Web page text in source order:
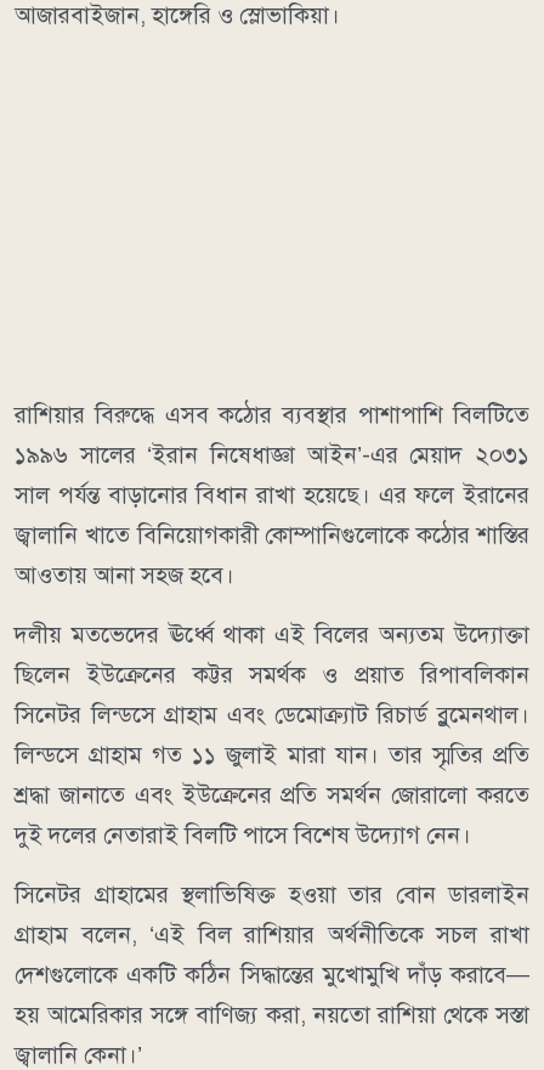
আজারবাইজান, হাঙ্গেরি ও স্লোভাকিয়া।
রাশিয়ার বিরুদ্ধে এসব কঠোর ব্যবস্থার পাশাপাশি বিলটিতে
১৯৯৬ সালের ‘ইরান নিষেধাজ্ঞা আইন’-এর মেয়াদ ২০৩১
সাল পর্যন্ত বাড়ানোর বিধান রাখা হয়েছে। এর ফলে ইরানের
জ্বালানি খাতে বিনিয়োগকারী কোম্পানিগুলোকে কঠোর শাস্তির
আওতায় আনা সহজ হবে।
দলীয় মতভেদের ঊর্ধ্বে থাকা এই বিলের অন্যতম উদ্যোক্তা
ছিলেন ইউক্রেনের কট্টর সমর্থক ও প্রয়াত রিপাবলিকান
সিনেটর লিন্ডসে গ্রাহাম এবং ডেমোক্র্যাট রিচার্ড ব্লুমেনথাল।
লিন্ডসে গ্রাহাম গত ১১ জুলাই মারা যান। তার স্মৃতির প্রতি
শ্রদ্ধা জানাতে এবং ইউক্রেনের প্রতি সমর্থন জোরালো করতে
দুই দলের নেতারাই বিলটি পাসে বিশেষ উদ্যোগ নেন।
সিনেটর গ্রাহামের স্থলাভিষিক্ত হওয়া তার বোন ডারলাইন
গ্রাহাম বলেন, ‘এই বিল রাশিয়ার অর্থনীতিকে সচল রাখা
দেশগুলোকে একটি কঠিন সিদ্ধান্তের মুখোমুখি দাঁড় করাবে—
হয় আমেরিকার সঙ্গে বাণিজ্য করা, নয়তো রাশিয়া থেকে সস্তা
জ্বালানি কেনা।’